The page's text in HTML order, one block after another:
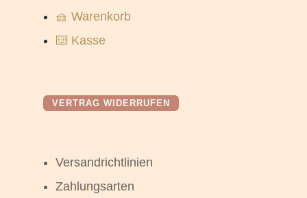
🧺 Warenkorb
⌨️ Kasse
VERTRAG WIDERRUFEN
Versandrichtlinien
Zahlungsarten